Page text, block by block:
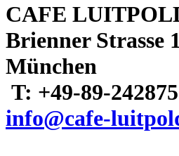
CAFE
Brienner Strasse
München
T: +49-89-
info@cafe-